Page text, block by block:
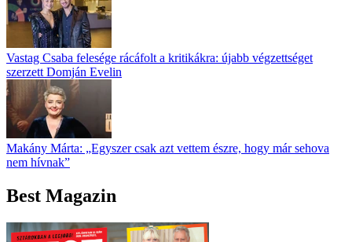
Vastag Csaba felesége rácáfolt a kritikákra: újabb végzettséget
szerzett Domján Evelin
Makány Márta: „Egyszer csak azt vettem észre, hogy már sehova
nem hívnak”
Best Magazin